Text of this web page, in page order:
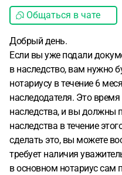
Общаться в чате
Добрый день.
Если вы уже подали
в наследство, вам нужно
нотариусу в течение 6
наследодателя. Это
наследства, и вы должны
наследства в течение
сделать это, вы можете
требует наличия
в основном нотариус сам